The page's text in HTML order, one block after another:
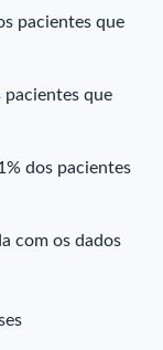
pacientes que
pacientes que
dos pacientes
com os dados